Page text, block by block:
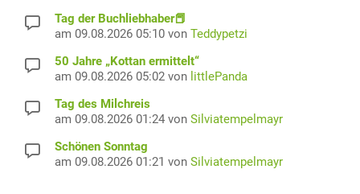
Tag der Buchliebhaber📕
am 09.08.2026 05:10 von Teddypetzi
50 Jahre „Kottan ermittelt“
am 09.08.2026 05:02 von littlePanda
Tag des Milchreis
am 09.08.2026 01:24 von Silviatempelmayr
Schönen Sonntag
am 09.08.2026 01:21 von Silviatempelmayr